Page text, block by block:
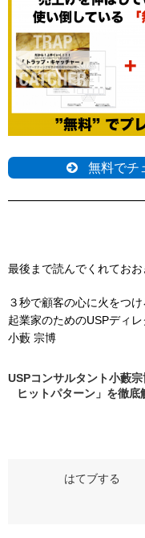
無料でチ
最後まで読んでくれてお
３秒で顧客の心に火をつけ
起業家のためのUSPディレ
小藪 宗博
USPコンサルタント小藪
ヒットパターン」を徹底